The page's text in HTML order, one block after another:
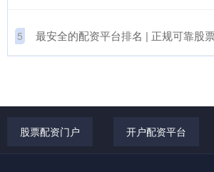
5 最安全的配资平台排名 | 正规可靠股
股票配资门户 开户配资平台